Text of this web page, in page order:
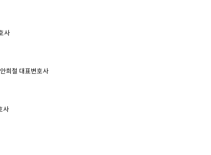
사
희철 대표변호사
사